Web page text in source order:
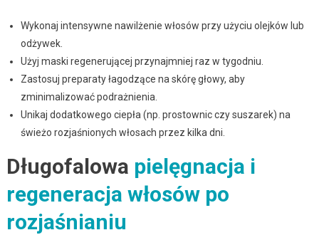
Wykonaj intensywne nawilżenie włosów przy użyciu olejków lub
odżywek.
Użyj maski regenerującej przynajmniej raz w tygodniu.
Zastosuj preparaty łagodzące na skórę głowy, aby
zminimalizować podrażnienia.
Unikaj dodatkowego ciepła (np. prostownic czy suszarek) na
świeżo rozjaśnionych włosach przez kilka dni.
Długofalowa pielęgnacja i
regeneracja włosów po
rozjaśnianiu